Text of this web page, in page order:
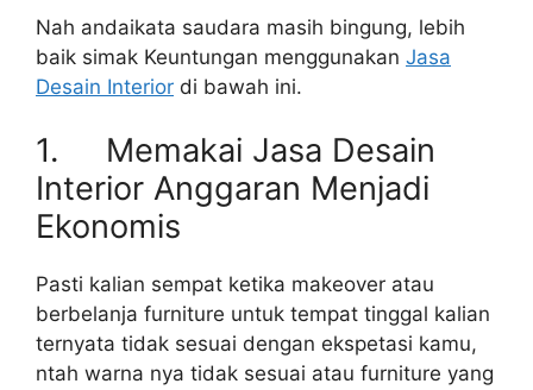
Nah andaikata saudara masih bingung, lebih
baik simak Keuntungan menggunakan Jasa
Desain Interior di bawah ini.
1. Memakai Jasa Desain
Interior Anggaran Menjadi
Ekonomis
Pasti kalian sempat ketika makeover atau
berbelanja furniture untuk tempat tinggal kalian
ternyata tidak sesuai dengan ekspetasi kamu,
ntah warna nya tidak sesuai atau furniture yang